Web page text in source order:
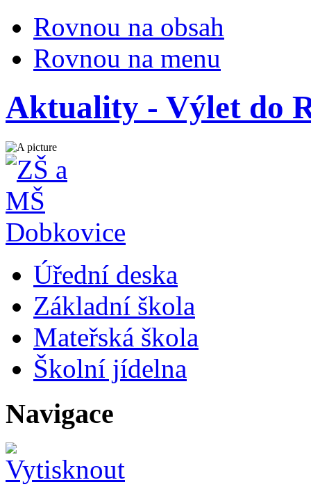
Rovnou na obsah
Rovnou na menu
Aktuality - Výlet do
Úřední deska
Základní škola
Mateřská škola
Školní jídelna
Navigace